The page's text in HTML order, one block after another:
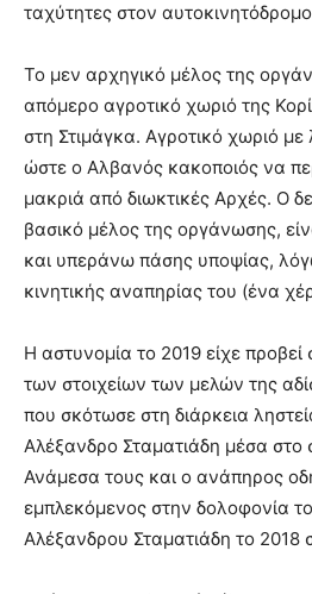
ταχύτητες στον
Το μεν αρχηγικό μέλος της
απόμερο αγροτικό χωριό της
στη Στιμάγκα. Αγροτικό χωριό με
ώστε ο Αλβανός κακοποιός να
μακριά από διωκτικές Αρχές. Ο
βασικό μέλος της οργάνωσης,
και υπεράνω πάσης υποψίας,
κινητικής αναπηρίας του (ένα
Η αστυνομία το 2019 είχε προβεί
των στοιχείων των μελών της
που σκότωσε στη διάρκεια
Αλέξανδρο Σταματιάδη μέσα στο
Ανάμεσα τους και ο ανάπηρος
εμπλεκόμενος στην δολοφονία
Αλέξανδρου Σταματιάδη το 2018